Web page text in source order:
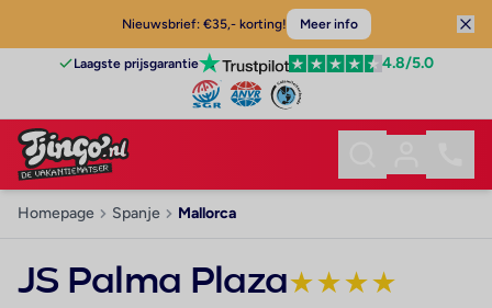
Nieuwsbrief: €35,- korting! Meer info
Laagste prijsgarantie 4.8/5.0
Homepage Spanje Mallorca
JS Palma Plaza★★★★